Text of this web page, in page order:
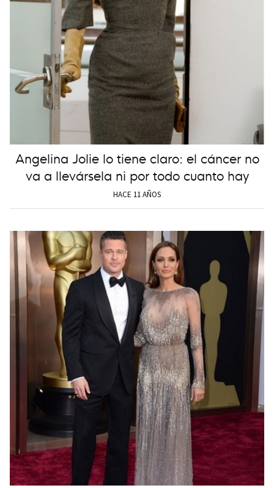
Angelina Jolie lo tiene claro: el cáncer no
va a llevársela ni por todo cuanto hay
HACE 11 AÑOS